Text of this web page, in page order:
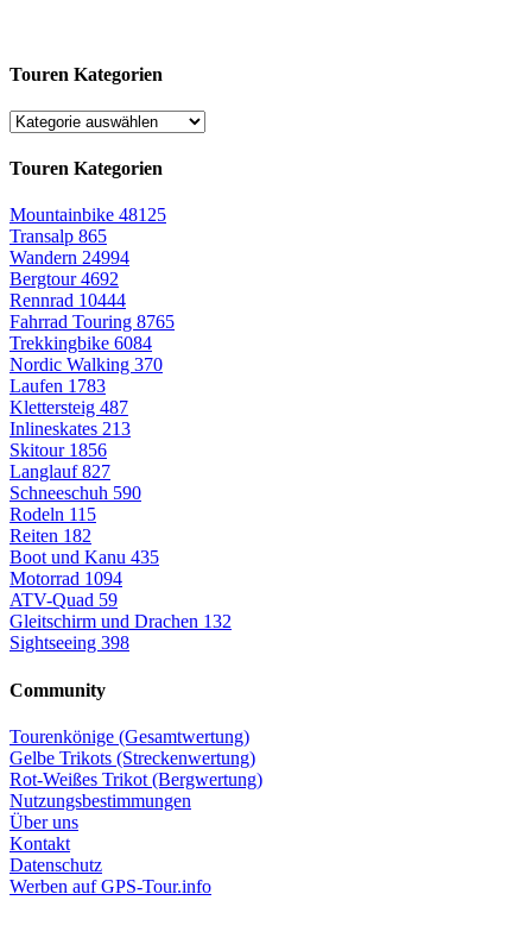
Touren Kategorien
Touren Kategorien
Mountainbike 48125
Transalp 865
Wandern 24994
Bergtour4692
Rennrad 10444
Fahrrad Touring 8765
Trekkingbike 6084
Nordic Walking 370
Laufen 1783
Klettersteig 487
Inlineskates 213
Skitour 1856
Langlauf827
Schneeschuh 590
Rodeln 115
Reiten 182
Boot und Kanu 435
Motorrad 1094
ATV-Quad 59
Gleitschirm und Drachen 132
Sightseeing 398
Community
Tourenkönige (Gesamtwertung)
Gelbe Trikots (Streckenwertung)
Rot-Weißes Trikot (Bergwertung)
Nutzungsbestimmungen
Über uns
Kontakt
Datenschutz
Werben auf GPS-Tour.info